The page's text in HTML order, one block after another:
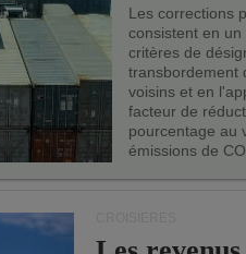
Les corrections
consistent en
critères de
transbordement
voisins et en
facteur de
pourcentage au
émissions de